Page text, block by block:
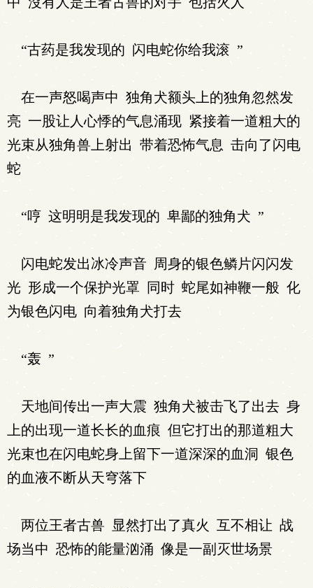
“古药是我发现的 闪电蛇你给我滚 ”
在一声怒喝声中 独角犬额头上的独角忽然发
亮 一股让人心悸的气息涌现 紧接着一道粗大的
光束从独角兽上射出 带着恐怖气息 击向了闪电
蛇
“哼 这明明是我发现的 卑鄙的独角犬 ”
闪电蛇发出冰冷声音 周身的银色鳞片闪闪发
光 形成一个保护光罩 同时 蛇尾如神鞭一般 化
为银色闪电 向着独角犬打去
“轰 ”
天地间传出一声大震 独角犬被击飞了出去 身
上的出现一道长长的血痕 但它打出的那道粗大
光束也在闪电蛇身上留下一道深深的血洞 银色
的血液不断从天穹落下
两位王者古兽 显然打出了真火 互不相让 战
场当中 恐怖的能量汹涌 像是一副灭世场景